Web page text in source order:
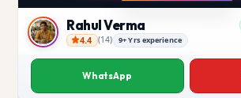
Rahul Verma
Rahul Verma
4.4 (14) 9+ Yrs experience
WhatsApp